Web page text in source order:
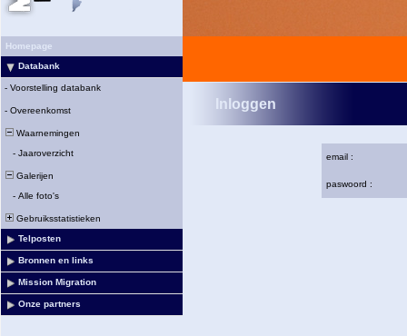
Homepage
Databank
- Voorstelling databank
- Overeenkomst
Waarnemingen
- Jaaroverzicht
Galerijen
- Alle foto's
Gebruiksstatistieken
Telposten
Bronnen en links
Mission Migration
Onze partners
Inloggen
email :
paswoord :